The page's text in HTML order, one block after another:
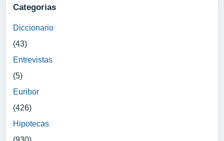
Categorias
Diccionario
(43)
Entrevistas
(5)
Euribor
(426)
Hipotecas